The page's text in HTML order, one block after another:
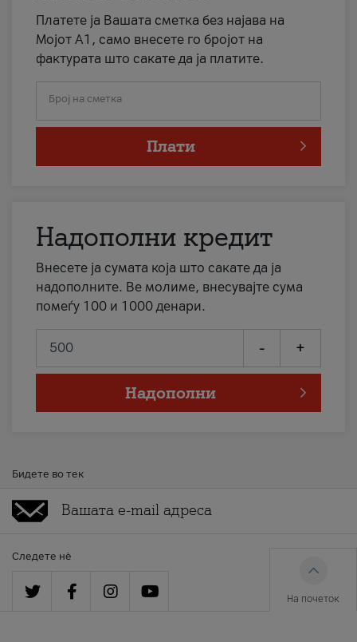
Платете ја Вашата сметка без најава на
Мојот А1, само внесете го бројот на
фактурата што сакате да ја платите.
Број на сметка
Плати
Надополни кредит
Внесете ја сумата која што сакате да ја
надополните. Ве молиме, внесувајте сума
помеѓу 100 и 1000 денари.
- +
Надополни
Бидете во тек
Следете нè
На почеток